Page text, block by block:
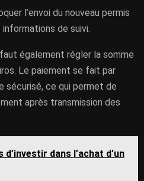
l’envoi du nouveau permis
de suivi.
également régler la somme
Le paiement se fait par
sécurisé, ce qui permet de
après transmission des
d’investir dans l’achat d’un